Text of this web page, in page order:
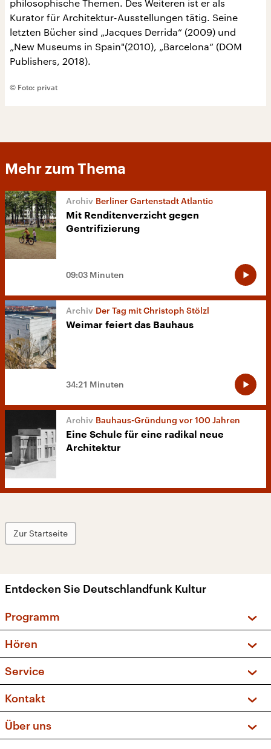
philosophische Themen. Des Weiteren ist er als
Kurator für Architektur-Ausstellungen tätig. Seine
letzten Bücher sind „Jacques Derrida“ (2009) und
„New Museums in Spain"(2010), „Barcelona“ (DOM
Publishers, 2018).
© Foto: privat
Mehr zum Thema
Berliner Gartenstadt Atlantic
Mit Renditenverzicht gegen
Gentrifizierung
09:03 Minuten
Der Tag mit Christoph Stölzl
Weimar feiert das Bauhaus
34:21 Minuten
Bauhaus-Gründung vor 100 Jahren
Eine Schule für eine radikal neue
Architektur
Zur Startseite
Entdecken Sie Deutschlandfunk Kultur
Programm
Sendungen und Podcasts
Musikliste
Kakadu – Das Kinderprogramm
Hören
Frequenzen (UKW + DAB+)
Service
FAQ
Apps
Newsletter
Kontakt
Social Media
Über uns